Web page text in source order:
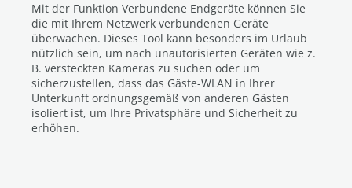
Mit der Funktion Verbundene Endgeräte können Sie
die mit Ihrem Netzwerk verbundenen Geräte
überwachen. Dieses Tool kann besonders im Urlaub
nützlich sein, um nach unautorisierten Geräten wie z.
B. versteckten Kameras zu suchen oder um
sicherzustellen, dass das Gäste-WLAN in Ihrer
Unterkunft ordnungsgemäß von anderen Gästen
isoliert ist, um Ihre Privatsphäre und Sicherheit zu
erhöhen.